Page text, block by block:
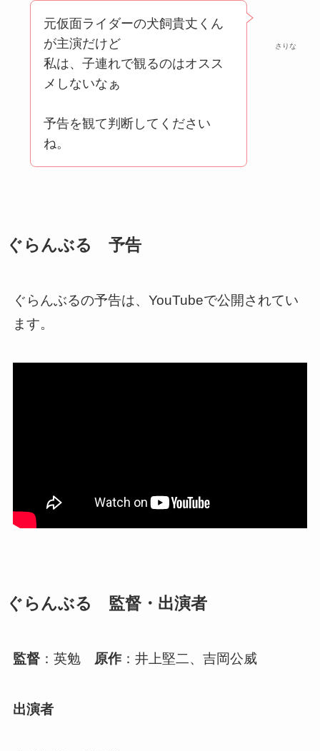
さりな
元仮面ライダーの犬飼貴丈くん
が主演だけど
私は、子連れで観るのはオスス
メしないなぁ
予告を観て判断してください
ね。
ぐらんぶる 予告
ぐらんぶるの予告は、YouTubeで公開されてい
ます。
ぐらんぶる 監督・出演者
監督：英勉 原作：井上堅二、吉岡公威
出演者